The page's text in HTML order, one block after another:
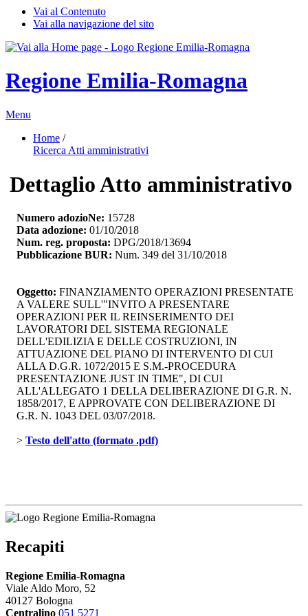
Vai al Contenuto
Vai alla navigazione del sito
Regione Emilia-Romagna
Menu
Home /
Ricerca Atti amministrativi
Dettaglio Atto amministrativo
Numero adozioNe: 15728
Data adozione: 01/10/2018
Num. reg. proposta: DPG/2018/13694
Pubblicazione BUR: Num. 349 del 31/10/2018
Oggetto: FINANZIAMENTO OPERAZIONI PRESENTATE
A VALERE SULL'"INVITO A PRESENTARE
OPERAZIONI PER IL REINSERIMENTO DEI
LAVORATORI DEL SISTEMA REGIONALE
DELL'EDILIZIA E DELLE COSTRUZIONI, IN
ATTUAZIONE DEL PIANO DI INTERVENTO DI CUI
ALLA D.G.R. 1072/2015 E S.M.-PROCEDURA
PRESENTAZIONE JUST IN TIME", DI CUI
ALL'ALLEGATO 1 DELLA DELIBERAZIONE DI G.R. N.
1858/2017, E APPROVATE CON DELIBERAZIONE DI
G.R. N. 1043 DEL 03/07/2018.
> Testo dell'atto (formato .pdf)
Recapiti
Regione Emilia-Romagna
Viale Aldo Moro, 52
40127 Bologna
Centralino 051 5271